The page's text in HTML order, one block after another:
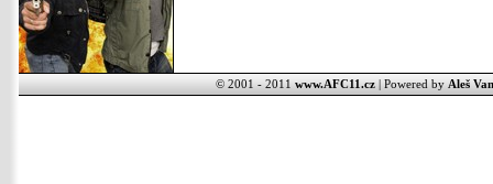
© 2001 - 2011 www.AFC11.cz| Powered by Aleš